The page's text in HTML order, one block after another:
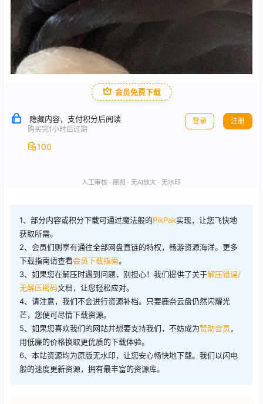
会员免费下载
隐藏内容，支付积分后阅读
购买完1小时后过期
100
登录 注册
人工审核 · 原图 · 无AI放大 · 无水印
1、部分内容或积分下载可通过魔法般的PikPak实现，让您飞快地
获取所需。
2、会员们则享有通往全部网盘直链的特权，畅游资源海洋。更多
下载指南请查看会员下载指南。
3、如果您在解压时遇到问题，别担心！我们提供了关于解压错误/
无解压密码文档，让您轻松应对。
4、请注意，我们不会进行资源补档。只要鹿奈云盘仍然闪耀光
芒，您便可尽情下载资源。
5、如果您喜欢我们的网站并想要支持我们，不妨成为赞助会员，
用低廉的价格换取更优质的下载体验。
6、本站资源均为原版无水印，让您安心畅快地下载。我们以闪电
般的速度更新资源，拥有最丰富的资源库。